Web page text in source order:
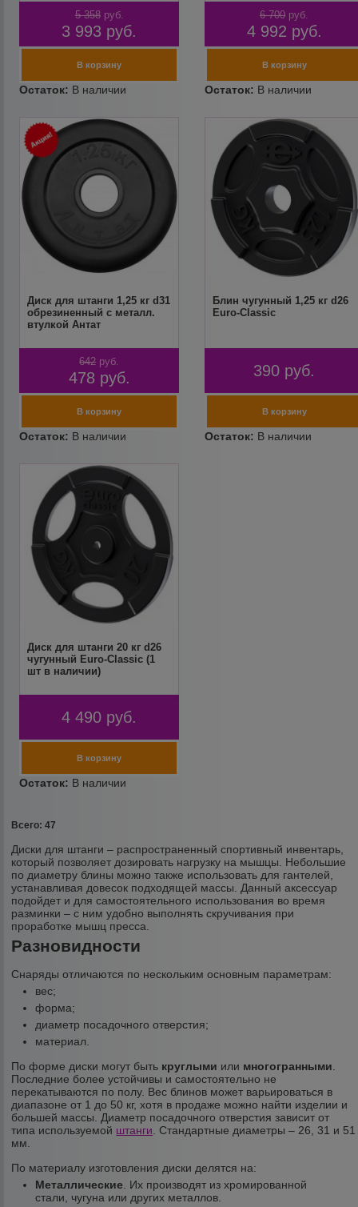
5 358 руб.
3 993 руб.
6 700 руб.
4 992 руб.
Диск для штанги 1,25 кг d31
обрезиненный с металл.
втулкой Антат
642 руб.
478 руб.
Блин чугунный 1,25 кг d26
Euro-Classic
390 руб.
Диск для штанги 20 кг d26
чугунный Euro-Classic (1
шт в наличии)
4 490 руб.
Всего: 47
Диски для штанги – распространенный спортивный инвентарь,
который позволяет дозировать нагрузку на мышцы. Небольшие
по диаметру блины можно также использовать для гантелей,
устанавливая довесок подходящей массы. Данный аксессуар
подойдет и для самостоятельного использования во время
разминки – с ним удобно выполнять скручивания при
проработке мышц пресса.
Разновидности
Снаряды отличаются по нескольким основным параметрам:
вес;
форма;
диаметр посадочного отверстия;
материал.
По форме диски могут быть круглыми или многогранными
Последние более устойчивы и самостоятельно не
перекатываются по полу. Вес блинов может варьироваться в
диапазоне от 1 до 50 кг, хотя в продаже можно найти изделии и
большей массы. Диаметр посадочного отверстия зависит от
типа используемой штанги . Стандартные диаметры – 26, 31 и 51
мм.
По материалу изготовления диски делятся на:
Металлические . Их производят из хромированной
стали, чугуна или других металлов.